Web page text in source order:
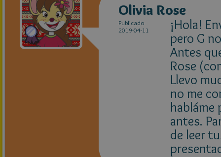
Olivia Rose
Publicado
2019-04-11
¡Hola!
pero G
Antes
Rose
Llevo
no me
habláme
antes.
de leer